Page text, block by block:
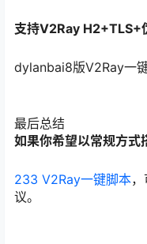
支持V2Ray H2+TLS+
dylanbai8版V2Ray一
最后总结
如果你希望以常规方式
233 V2Ray一键脚本
议。